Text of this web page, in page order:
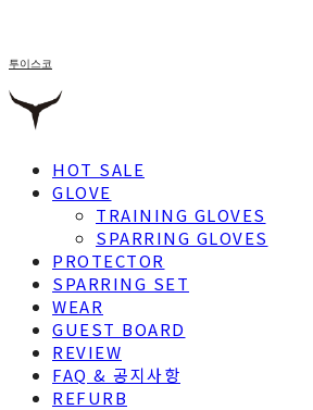
투이스코
HOT SALE
GLOVE
TRAINING GLOVES
SPARRING GLOVES
PROTECTOR
SPARRING SET
WEAR
GUEST BOARD
REVIEW
FAQ & 공지사항
REFURB